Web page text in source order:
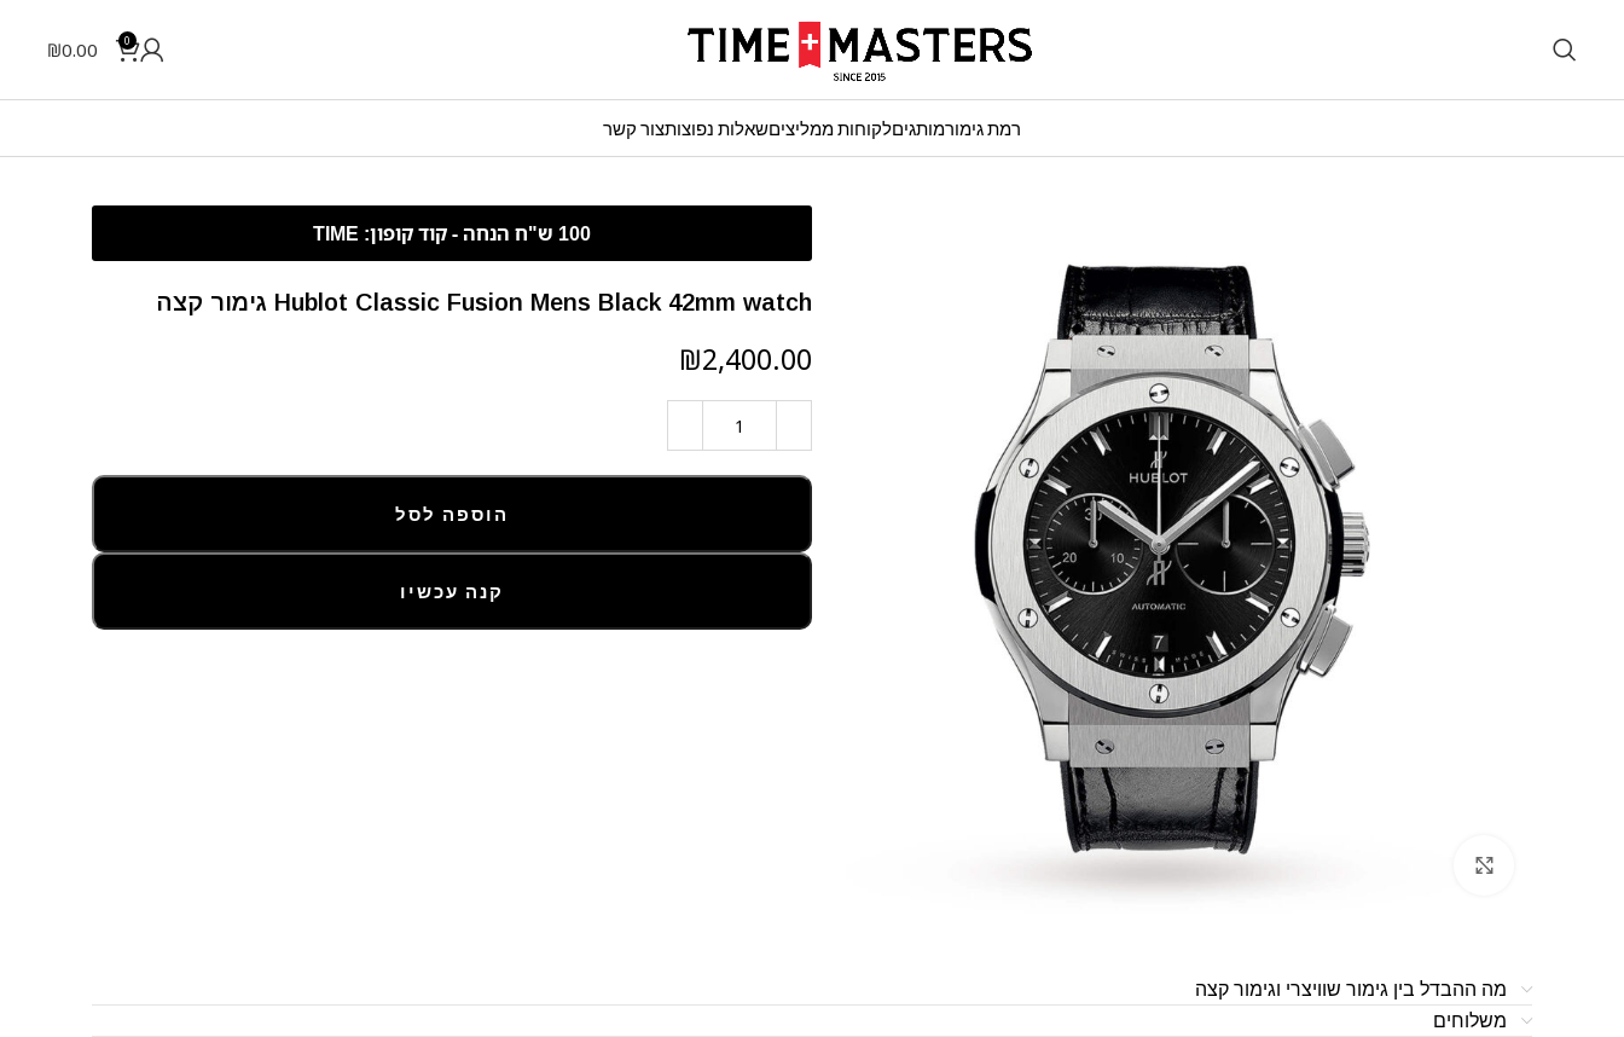
0
₪0.00
רמת גימורמותגיםלקוחות ממליציםשאלות נפוצותצור קשר
Hublot Classic Fusion Mens Black 42mm watch גימור קצה
₪
הוספה לסל
קנה עכשיו
מה ההבדל בין גימור שוויצרי וגימור קצה
משלוחים